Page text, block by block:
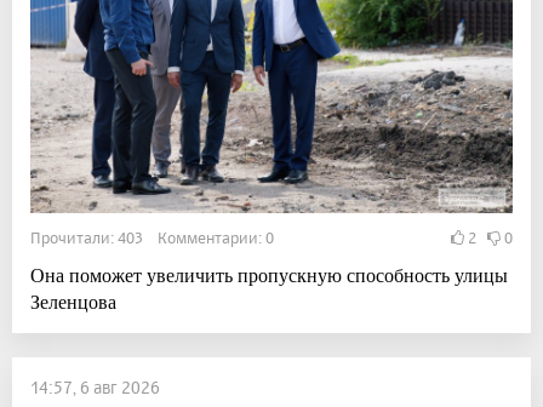
Прочитали: 403 Комментарии: 0 2 0
Она поможет увеличить пропускную способность улицы
Зеленцова
14:57, 6 авг 2026